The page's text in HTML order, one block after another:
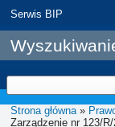
Serwis BIP
Strona główna»
Zarządzenie nr 123/